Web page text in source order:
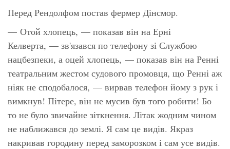
Перед Рендолфом постав фермер Дінсмор.
— Отой хлопець, — показав він на Ерні
Келверта, — зв'язався по телефону зі Службою
нацбезпеки, а оцей хлопець, — показав він на Ренні
театральним жестом судового промовця, що Ренні аж
ніяк не сподобалося, — вирвав телефон йому з рук і
вимкнув! Пітере, він не мусив був того робити! Бо
то не було звичайне зіткнення. Літак жодним чином
не наближався до землі. Я сам це видів. Якраз
накривав городину перед заморозком і сам усе видів.